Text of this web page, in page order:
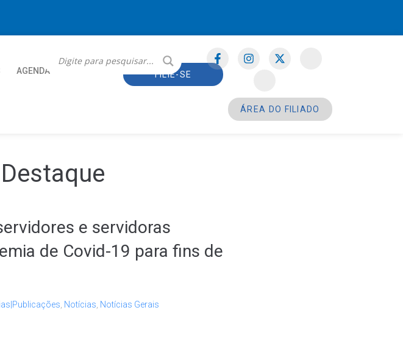
AGENDA FILIE-SE
ÁREA DO FILIADO
Destaque
e servidoras
de Covid-19 para fins de
Notícias Notícias Gerais